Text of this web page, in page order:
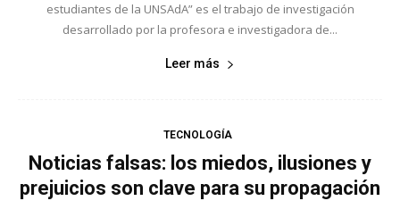
estudiantes de la UNSAdA” es el trabajo de investigación
desarrollado por la profesora e investigadora de...
Leer más
TECNOLOGÍA
Noticias falsas: los miedos, ilusiones y
prejuicios son clave para su propagación